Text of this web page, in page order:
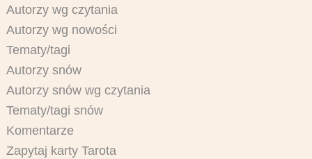
Autorzy wg czytania
Autorzy wg nowości
Tematy/tagi
Autorzy snów
Autorzy snów wg czytania
Tematy/tagi snów
Komentarze
Zapytaj karty Tarota